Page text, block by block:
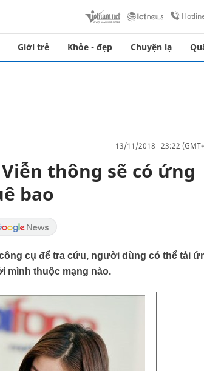
Giới trẻ Khỏe - đẹp Chuyện lạ
13/11/2018 23:22
thông sẽ có ứng
bao
cụ để tra cứu, người dùng có thể tải
mình thuộc mạng nào.